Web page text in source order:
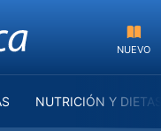
NUEVO
NUTRICIÓN Y